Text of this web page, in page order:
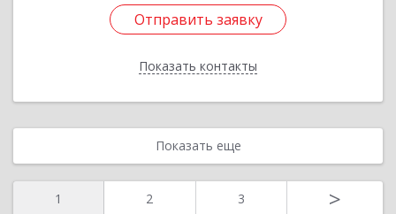
Отправить заявку
Показать контакты
Отправить заявку
Назад
Показать еще
1 2 3 >